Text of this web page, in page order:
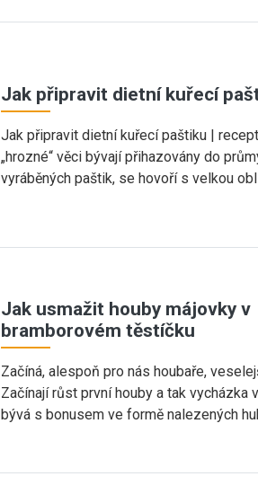
Jak připravit dietní kuřecí
Jak připravit dietní kuřecí paštiku |
„hrozné“ věci bývají přihazovány do
vyráběných paštik, se hovoří s velkou
Jak usmažit houby májovky v
bramborovém těstíčku
Začíná, alespoň pro nás houbaře,
Začínají růst první houby a tak vycházka
bývá s bonusem ve formě nalezených